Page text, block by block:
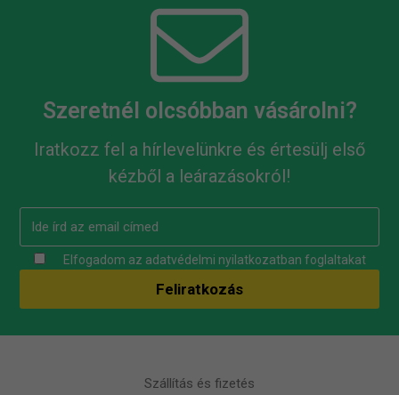
Szeretnél olcsóbban vásárolni?
Iratkozz fel a hírlevelünkre és értesülj első
kézből a leárazásokról!
Elfogadom az adatvédelmi nyilatkozatban foglaltakat
Szállítás és fizetés